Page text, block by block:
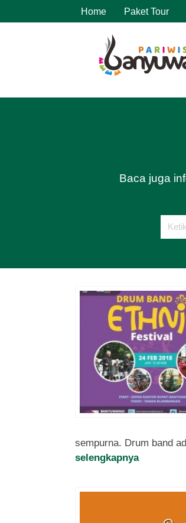
Home Paket Tour
Baca juga
sempurna. Drum band
selengkapnya